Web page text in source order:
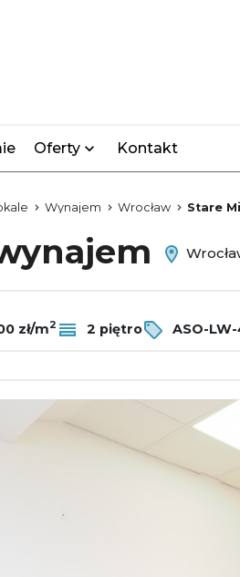
Oferty Kontakt
Wynajem Wrocław Stare
zł/m2 2 piętro ASO-